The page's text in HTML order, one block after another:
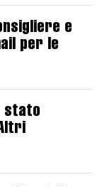
e
per le
stato